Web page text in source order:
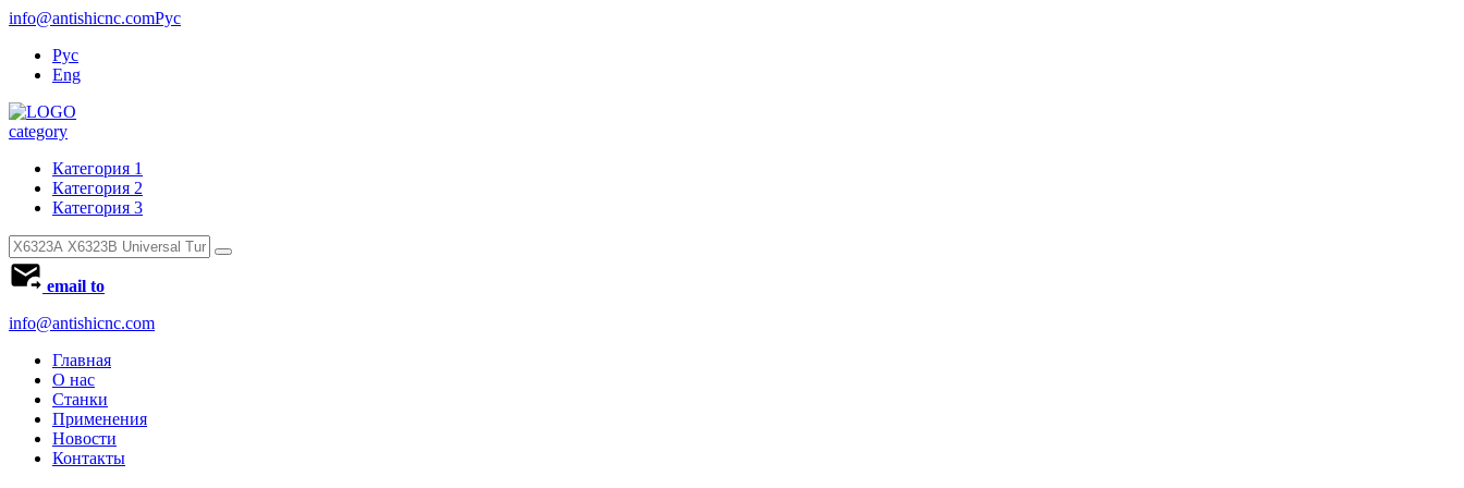
info@antishicnc.comРус
Рус
Eng
category
Категория 1
Категория 2
Категория 3
email to
info@antishicnc.com
Главная
О нас
Станки
Применения
Новости
Контакты